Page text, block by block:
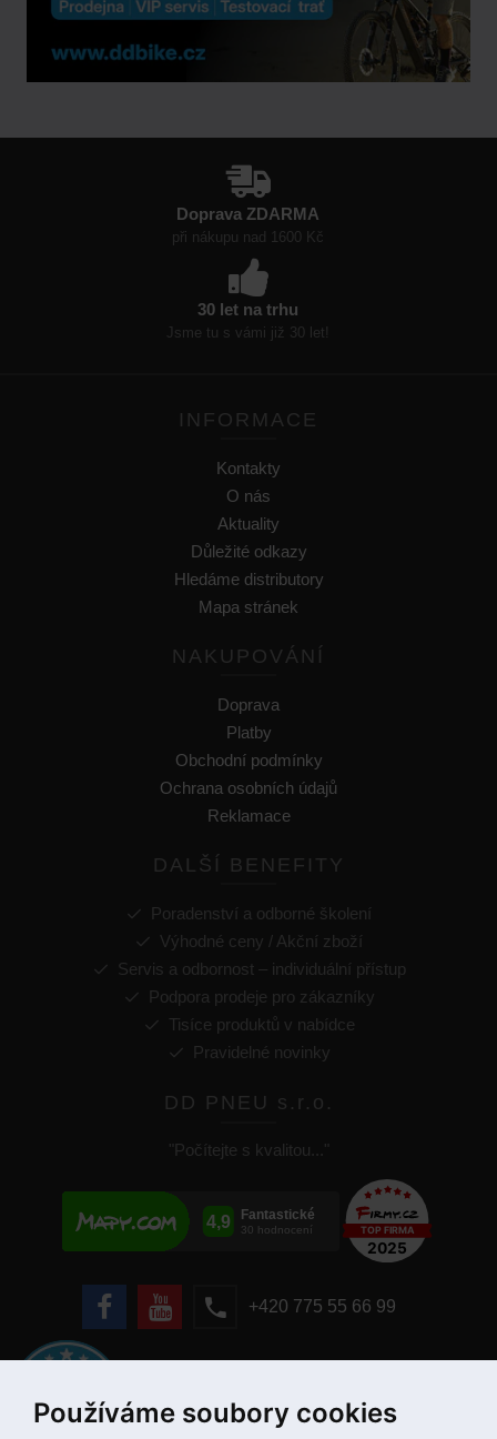
Používáme soubory cookies
Doprava ZDARMA
při nákupu nad 1600 Kč
30 let na trhu
Jsme tu s vámi již 30 let!
INFORMACE
Kontakty
O nás
Aktuality
Důležité odkazy
Hledáme distributory
Mapa stránek
NAKUPOVÁNÍ
Doprava
Platby
Obchodní podmínky
Ochrana osobních údajů
Reklamace
DALŠÍ BENEFITY
Poradenství a odborné školení
Výhodné ceny / Akční zboží
Servis a odbornost – individuální přístup
Podpora prodeje pro zákazníky
Tisíce produktů v nabídce
Pravidelné novinky
DD PNEU s.r.o.
"Počítejte s kvalitou..."
+420 775 55 66 99